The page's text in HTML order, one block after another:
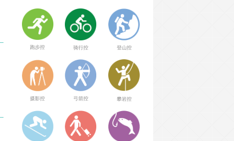
跑步控 骑行控 登山控
摄影控 弓箭控 攀岩控